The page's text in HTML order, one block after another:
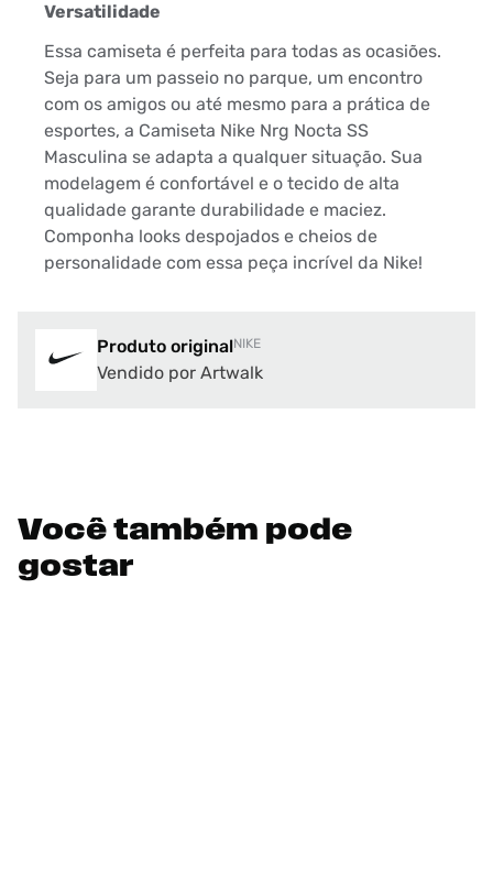
Versatilidade
Essa camiseta é perfeita para todas as ocasiões.
Seja para um passeio no parque, um encontro
com os amigos ou até mesmo para a prática de
esportes, a Camiseta Nike Nrg Nocta SS
Masculina se adapta a qualquer situação. Sua
modelagem é confortável e o tecido de alta
qualidade garante durabilidade e maciez.
Componha looks despojados e cheios de
personalidade com essa peça incrível da Nike!
Produto originalNIKE
Vendido por Artwalk
Você também pode
gostar